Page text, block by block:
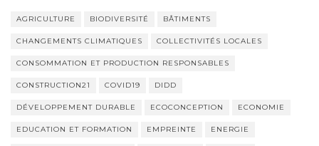
AGRICULTURE BIODIVERSITÉ BÂTIMENTS
CHANGEMENTS CLIMATIQUES COLLECTIVITÉS LOCALES
CONSOMMATION ET PRODUCTION RESPONSABLES
CONSTRUCTION21 COVID19 DIDD
DÉVELOPPEMENT DURABLE ECOCONCEPTION ECONOMIE
EDUCATION ET FORMATION EMPREINTE ENERGIE